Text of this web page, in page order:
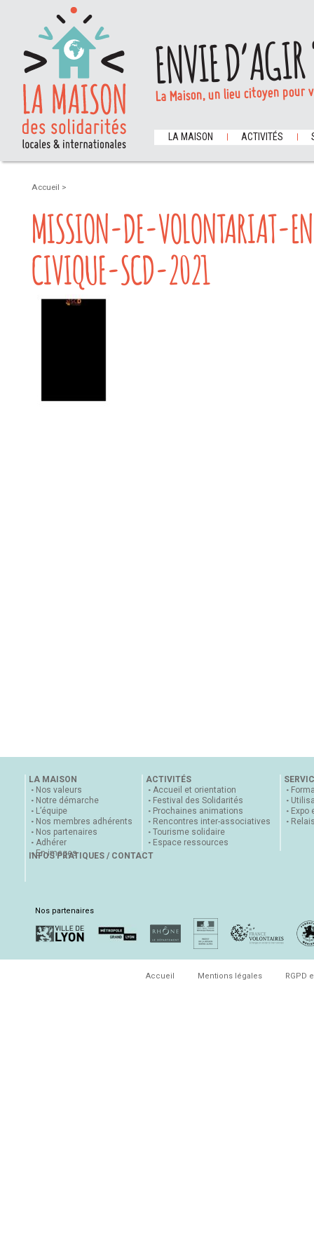
ENVIE
La Maison, un lieu citoyen
LA MAISON ACTIVITÉS
Accueil >
MISSION-DE-VOLONTARIAT-
CIVIQUE-SCD-2021
LA MAISON
Nos valeurs
Notre démarche
L’équipe
Nos membres adhérents
Nos partenaires
Adhérer
En images
ACTIVITÉS
Accueil et orientation
Festival des Solidarités
Prochaines animations
Rencontres inter-associatives
Tourisme solidaire
Espace ressources
Expo
INFOS PRATIQUES / CONTACT
Nos partenaires
Accueil Mentions légales RGPD